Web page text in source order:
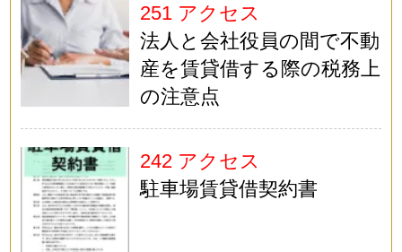
251 アクセス
法人と会社役員の間で不動
産を賃貸借する際の税務上
の注意点
242 アクセス
駐車場賃貸借契約書